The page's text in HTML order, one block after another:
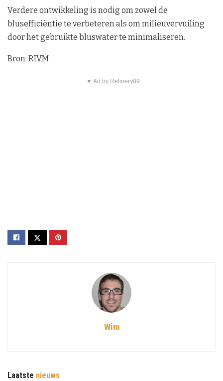
Verdere ontwikkeling is nodig om zowel de
blusefficiëntie te verbeteren als om milieuvervuiling
door het gebruikte bluswater te minimaliseren.
Bron: RIVM
▼ Ad by Refinery89
Wim
Laatste nieuws